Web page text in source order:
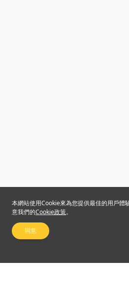
本網站使用Cookie來為您提供最佳的用戶體
意我們的Cookie政策。
同意